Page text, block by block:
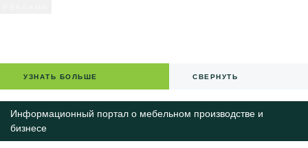
УЗНАТЬ БОЛЬШЕ СВЕРНУТЬ
Информационный портал о мебельном производстве и
бизнесе